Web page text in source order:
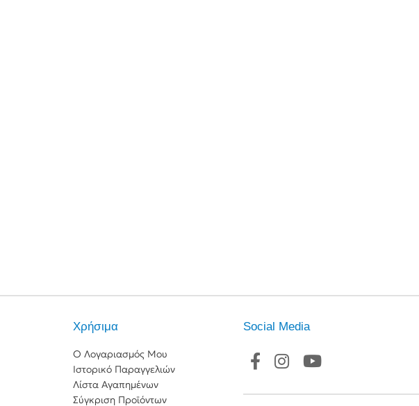
Χρήσιμα
Ο Λογαριασμός Μου
Ιστορικό Παραγγελιών
Λίστα Αγαπημένων
Σύγκριση Προϊόντων
Social Media